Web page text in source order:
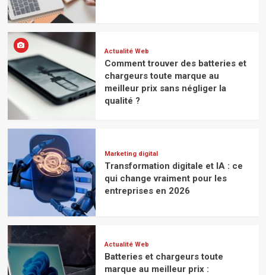
Actualité Web
Comment trouver des batteries et
chargeurs toute marque au
meilleur prix sans négliger la
qualité ?
Marketing digital
Transformation digitale et IA : ce
qui change vraiment pour les
entreprises en 2026
Actualité Web
Batteries et chargeurs toute
marque au meilleur prix :